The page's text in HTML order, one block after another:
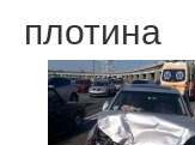
плотина